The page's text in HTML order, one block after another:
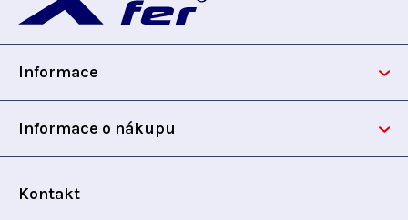
p
Informace
Informace o nákupu
Kontakt